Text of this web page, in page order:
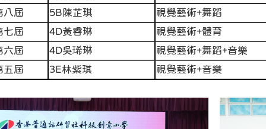
八屆
5B陳芷琪
視覺藝術+舞蹈
七屆
4D黃睿琳
視覺藝術+體育
六屆
4D吳琋琳
視覺藝術+舞蹈+音樂
五屆
3E林紫琪 視覺藝術+音樂